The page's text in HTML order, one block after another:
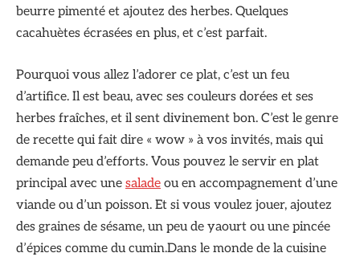
beurre pimenté et ajoutez des herbes. Quelques
cacahuètes écrasées en plus, et c’est parfait.
Pourquoi vous allez l’adorer ce plat, c’est un feu
d’artifice. Il est beau, avec ses couleurs dorées et ses
herbes fraîches, et il sent divinement bon. C’est le genre
de recette qui fait dire « wow » à vos invités, mais qui
demande peu d’efforts. Vous pouvez le servir en plat
principal avec une salade ou en accompagnement d’une
viande ou d’un poisson. Et si vous voulez jouer, ajoutez
des graines de sésame, un peu de yaourt ou une pincée
d’épices comme du cumin.Dans le monde de la cuisine